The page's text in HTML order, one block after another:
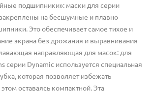
подшипники»: маски для серии
на бесшумные и плавно
Это обеспечивает самое тихое и
экрана без дрожания и выравнивания
направляющая для масок: для
серии Dynamic используется специальная
которая позволяет избежать
оставаясь компактной. Эта